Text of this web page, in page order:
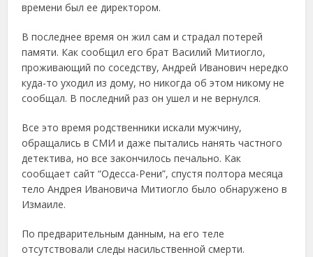
времени был ее директором.
В последнее время он жил сам и страдал потерей
памяти. Как сообщил его брат Василий Митиогло,
проживающий по соседству, Андрей Иванович нередко
куда-то уходил из дому, но никогда об этом никому не
сообщал. В последний раз он ушел и не вернулся.
Все это время родственники искали мужчину,
обращались в СМИ и даже пытались нанять частного
детектива, но все закончилось печально. Как
сообщает сайт “Одесса-Рени”, спустя полтора месяца
тело Андрея Ивановича Митиогло было обнаружено в
Измаиле.
По предварительным данным, на его теле
отсутствовали следы насильственной смерти.